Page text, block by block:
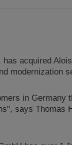
acquired
modernization
in Germany
says Thomas